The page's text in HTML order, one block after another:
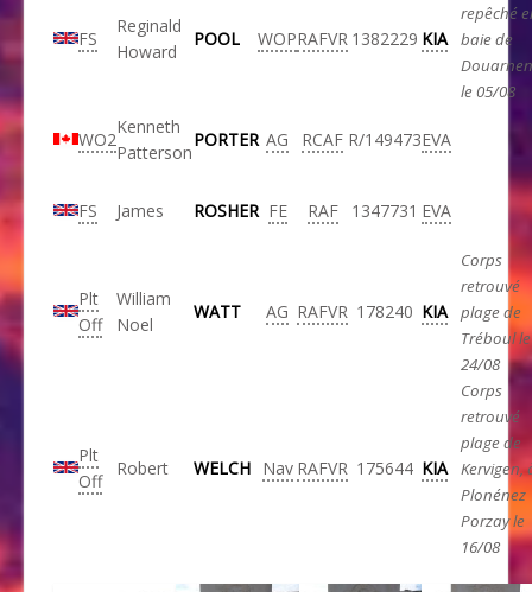
FS
Reginald
Howard
POOL WOPRAFVR 1382229 KIA
repêché
baie de
le 05/08
WO2
Kenneth
Patterson
PORTER AG RCAF R/149473EVA
FS James ROSHER FE RAF 1347731 EVA
Plt
Off
William
Noel
WATT AG RAFVR 178240 KIA
Corps
retrouvé
plage de
Tréboul le
24/08
Plt
Off
Robert WELCH Nav RAFVR 175644 KIA
Corps
retrouvé
plage de
Kervigen,
Plonénez
Porzay le
16/08